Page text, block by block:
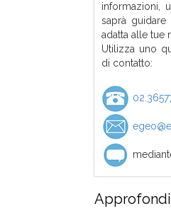
informazioni,
saprà
adatta alle tue
Utilizza uno
di contatto: